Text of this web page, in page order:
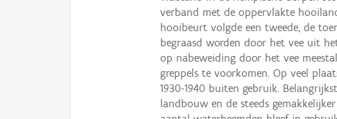
verband met de oppervlakte
hooibeurt volgde een tweede, de
begraasd worden door het vee uit
op nabeweiding door het vee
greppels te voorkomen. Op veel
1930-1940 buiten gebruik.
landbouw en de steeds